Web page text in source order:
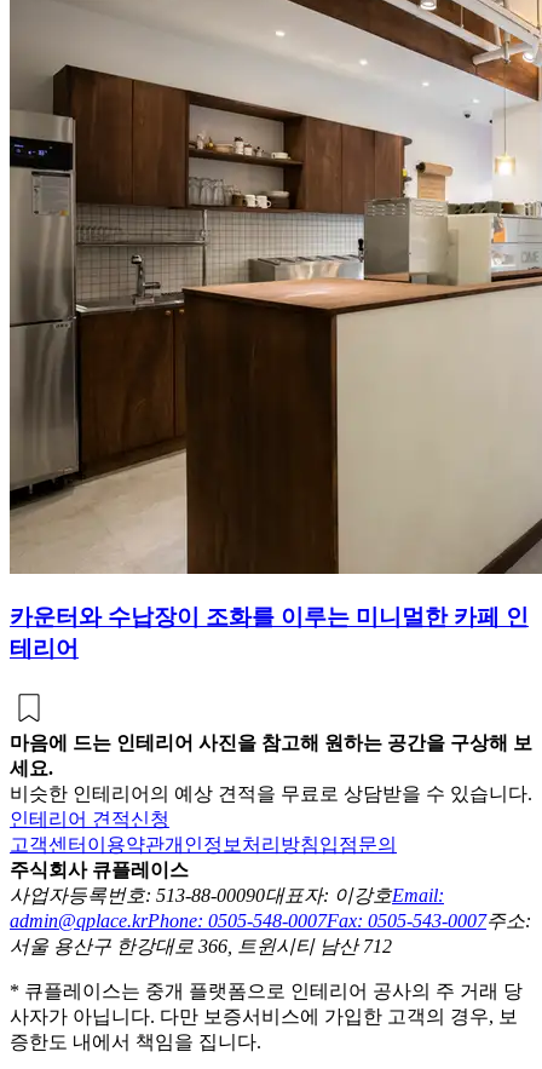
카운터와 수납장이 조화를 이루는 미니멀한 카페 인
테리어
마음에 드는 인테리어 사진을 참고해 원하는 공간을 구상해 보
세요.
비슷한 인테리어의 예상 견적을 무료로 상담받을 수 있습니다.
인테리어 견적신청
고객센터 이용약관개인정보처리방침입점문의
주식회사 큐플레이스
사업자등록번호: 513-88-00090대표자: 이강호Email:
admin@qplace.krPhone: 0505-548-0007Fax: 0505-543-0007주소:
서울 용산구 한강대로 366, 트윈시티 남산 712
* 큐플레이스는 중개 플랫폼으로 인테리어 공사의 주 거래 당
사자가 아닙니다. 다만 보증서비스에 가입한 고객의 경우, 보
증한도 내에서 책임을 집니다.